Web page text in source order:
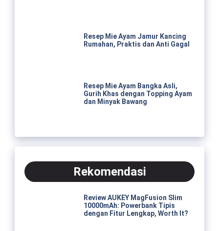
Resep Mie Ayam Jamur Kancing
Rumahan, Praktis dan Anti Gagal
Resep Mie Ayam Bangka Asli,
Gurih Khas dengan Topping Ayam
dan Minyak Bawang
Rekomendasi
Review AUKEY MagFusion Slim
10000mAh: Powerbank Tipis
dengan Fitur Lengkap, Worth It?